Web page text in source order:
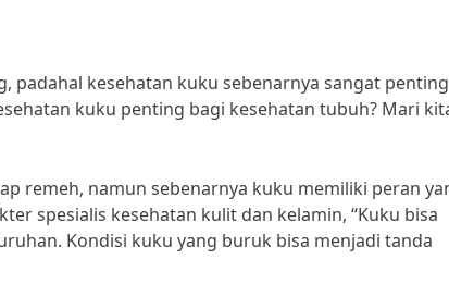
padahal kesehatan kuku sebenarnya sangat penting
kuku penting bagi kesehatan tubuh? Mari
remeh, namun sebenarnya kuku memiliki peran
spesialis kesehatan kulit dan kelamin, “Kuku bisa
Kondisi kuku yang buruk bisa menjadi tanda